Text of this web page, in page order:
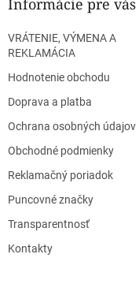
Informácie pre vás
VRÁTENIE, VÝMENA A
REKLAMÁCIA
Hodnotenie obchodu
Doprava a platba
Ochrana osobných údajov
Obchodné podmienky
Reklamačný poriadok
Puncovné značky
Transparentnosť
Kontakty